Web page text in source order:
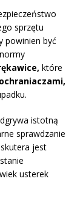
sprzętu
powinien być
które
istotną
sprawdzanie
jest
usterek